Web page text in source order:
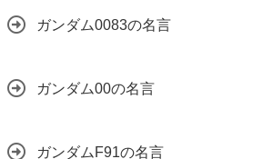
ガンダム0083の名言
ガンダム00の名言
ガンダムF91の名言